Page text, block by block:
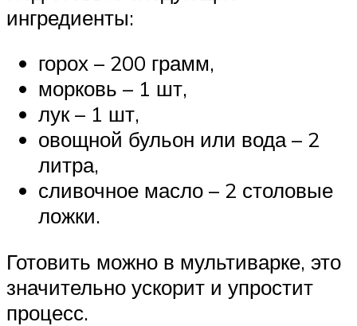
ингредиенты:
горох – 200 грамм,
морковь – 1 шт,
лук – 1 шт,
овощной бульон или вода – 2
литра,
сливочное масло – 2 столовые
ложки.
Готовить можно в мультиварке, это
значительно ускорит и упростит
процесс.